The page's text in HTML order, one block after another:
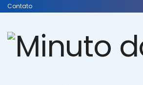
Contato